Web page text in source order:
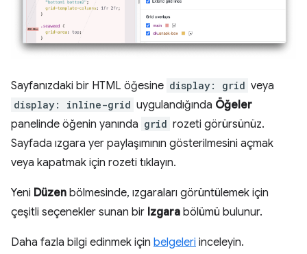
Sayfanızdaki bir HTML öğesine display: grid veya
display: inline-grid uygulandığında Öğeler
panelinde öğenin yanında grid rozeti görürsünüz.
Sayfada ızgara yer paylaşımının gösterilmesini açmak
veya kapatmak için rozeti tıklayın.
Yeni Düzen bölmesinde, ızgaraları görüntülemek için
çeşitli seçenekler sunan bir Izgara bölümü bulunur.
Daha fazla bilgi edinmek için belgeleri inceleyin.